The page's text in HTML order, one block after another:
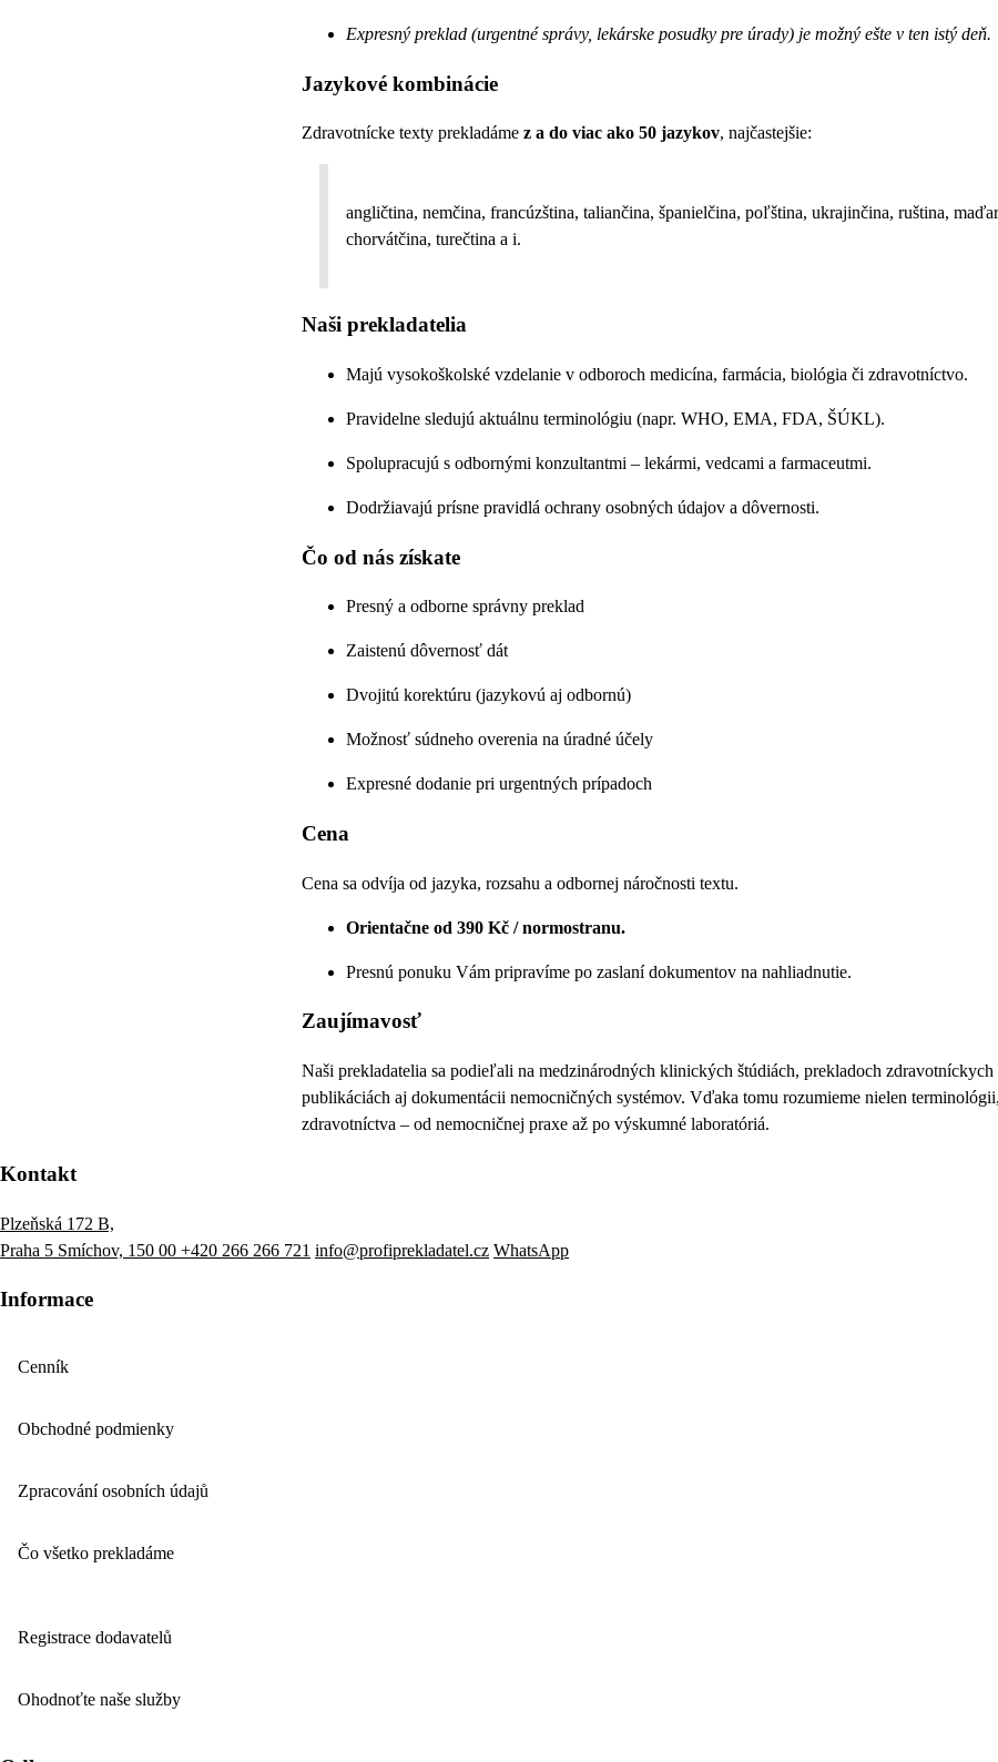
Expresný preklad (urgentné správy, lekárske posudky pre úrady) je možný ešte v ten istý deň.
Jazykové kombinácie
Zdravotnícke texty prekladáme z a do viac ako 50 jazykov, najčastejšie:
angličtina, nemčina, francúzština, taliančina, španielčina, poľština, ukrajinčina, ruština,
chorvátčina, turečtina a i.
Naši prekladatelia
Majú vysokoškolské vzdelanie v odboroch medicína, farmácia, biológia či zdravotníctvo.
Pravidelne sledujú aktuálnu terminológiu (napr. WHO, EMA, FDA, ŠÚKL).
Spolupracujú s odbornými konzultantmi – lekármi, vedcami a farmaceutmi.
Dodržiavajú prísne pravidlá ochrany osobných údajov a dôvernosti.
Čo od nás získate
Presný a odborne správny preklad
Zaistenú dôvernosť dát
Dvojitú korektúru (jazykovú aj odbornú)
Možnosť súdneho overenia na úradné účely
Expresné dodanie pri urgentných prípadoch
Cena
Cena sa odvíja od jazyka, rozsahu a odbornej náročnosti textu.
Orientačne od 390 Kč / normostranu.
Presnú ponuku Vám pripravíme po zaslaní dokumentov na nahliadnutie.
Zaujímavosť
Naši prekladatelia sa podieľali na medzinárodných klinických štúdiách, prekladoch
publikáciách aj dokumentácii nemocničných systémov. Vďaka tomu rozumieme nielen
zdravotníctva – od nemocničnej praxe až po výskumné laboratóriá.
Kontakt
Plzeňská 172 B,
Praha 5 Smíchov, 150 00 +420 266 266 721 info@profiprekladatel.cz WhatsApp
Informace
Cenník
Obchodné podmienky
Zpracování osobních údajů
Čo všetko prekladáme
Registrace dodavatelů
Ohodnoťte naše služby